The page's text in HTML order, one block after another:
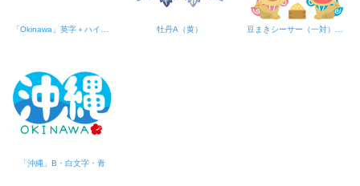
牡丹A（黄）
「沖縄」B・白文字・青